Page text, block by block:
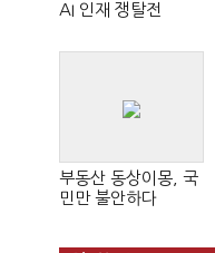
AI 인재 쟁탈전
부동산 동상이몽, 국
민만 불안하다